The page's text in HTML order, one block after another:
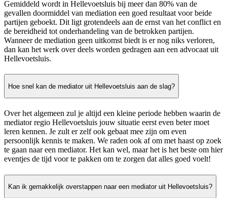
Gemiddeld wordt in Hellevoetsluis bij meer dan 80% van de
gevallen doormiddel van mediation een goed resultaat voor beide
partijen geboekt. Dit ligt grotendeels aan de ernst van het conflict en
de bereidheid tot onderhandeling van de betrokken partijen.
Wanneer de mediation geen uitkomst biedt is er nog niks verloren,
dan kan het werk over deels worden gedragen aan een advocaat uit
Hellevoetsluis.
Hoe snel kan de mediator uit Hellevoetsluis aan de slag?
Over het algemeen zul je altijd een kleine periode hebben waarin de
mediator regio Hellevoetsluis jouw situatie eerst even beter moet
leren kennen. Je zult er zelf ook gebaat mee zijn om even
persoonlijk kennis te maken. We raden ook af om met haast op zoek
te gaan naar een mediator. Het kan wel, maar het is het beste om hier
eventjes de tijd voor te pakken om te zorgen dat alles goed voelt!
Kan ik gemakkelijk overstappen naar een mediator uit Hellevoetsluis?